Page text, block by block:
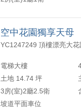
空中花園獨享天母
電梯大樓
土地 14.74 坪
3房(室)2廳2.5衛
坡道平面車位